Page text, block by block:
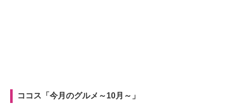
ココス「今月のグルメ～10月～」